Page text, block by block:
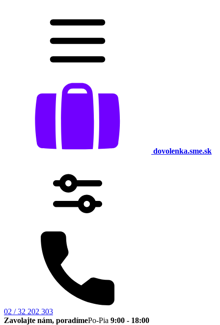
dovolenka.sme.sk
02 / 32 202 303
Zavolajte nám, poradímePo-Pia 9:00 - 18:00